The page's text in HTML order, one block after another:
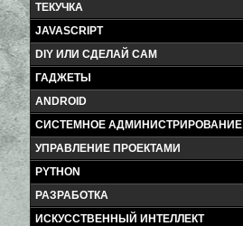
ТЕКУЧКА
JAVASCRIPT
DIY ИЛИ СДЕЛАЙ САМ
ГАДЖЕТЫ
ANDROID
СИСТЕМНОЕ АДМИНИСТРИРОВАНИЕ
УПРАВЛЕНИЕ ПРОЕКТАМИ
PYTHON
РАЗРАБОТКА
ИСКУССТВЕННЫЙ ИНТЕЛЛЕКТ